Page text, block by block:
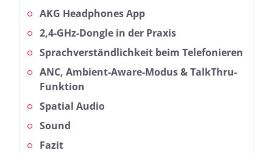
AKG Headphones App
2,4-GHz-Dongle in der Praxis
Sprachverständlichkeit beim Telefonieren
ANC, Ambient-Aware-Modus & TalkThru-
Funktion
Spatial Audio
Sound
Fazit